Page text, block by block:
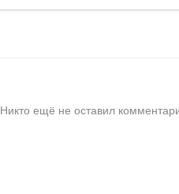
Никто ещё не оставил